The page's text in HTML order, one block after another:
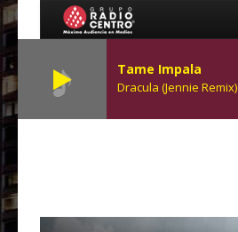
Tame Impala
Dracula (Jennie Remix)